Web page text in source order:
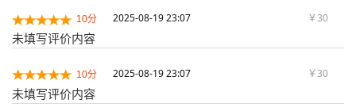
10分 2025-08-19 23:07 ￥30
未填写评价内容
10分 2025-08-19 23:07 ￥30
未填写评价内容